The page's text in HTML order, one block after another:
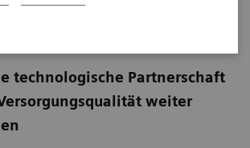
technologische Partnerschaft
weiter